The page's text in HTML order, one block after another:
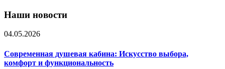
Наши новости
04.05.2026
Современная душевая кабина: Искусство выбора,
комфорт и функциональность